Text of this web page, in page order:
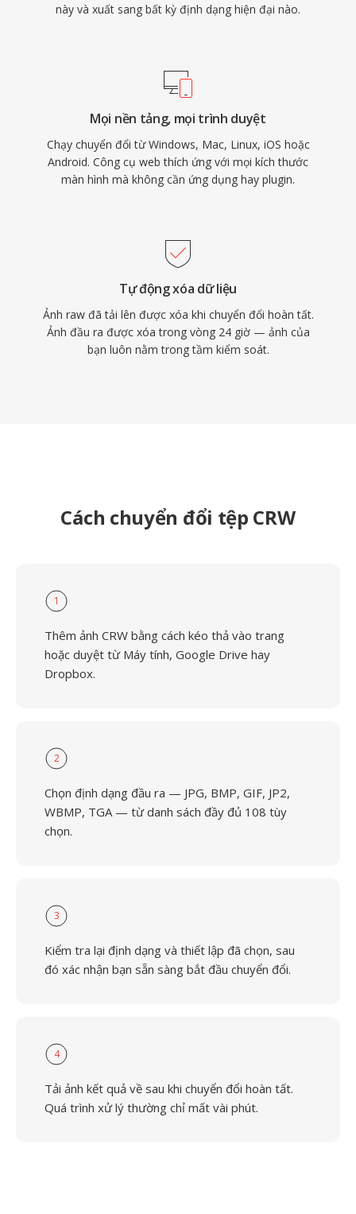
này và xuất sang bất kỳ định dạng hiện đại nào.
Mọi nền tảng, mọi trình duyệt
Chạy chuyển đổi từ Windows, Mac, Linux, iOS hoặc
Android. Công cụ web thích ứng với mọi kích thước
màn hình mà không cần ứng dụng hay plugin.
Tự động xóa dữ liệu
Ảnh raw đã tải lên được xóa khi chuyển đổi hoàn tất.
Ảnh đầu ra được xóa trong vòng 24 giờ — ảnh của
bạn luôn nằm trong tầm kiểm soát.
Cách chuyển đổi tệp CRW
1
Thêm ảnh CRW bằng cách kéo thả vào trang
hoặc duyệt từ Máy tính, Google Drive hay
Dropbox.
2
Chọn định dạng đầu ra — JPG, BMP, GIF, JP2,
WBMP, TGA — từ danh sách đầy đủ 108 tùy
chọn.
3
Kiểm tra lại định dạng và thiết lập đã chọn, sau
đó xác nhận bạn sẵn sàng bắt đầu chuyển đổi.
4
Tải ảnh kết quả về sau khi chuyển đổi hoàn tất.
Quá trình xử lý thường chỉ mất vài phút.